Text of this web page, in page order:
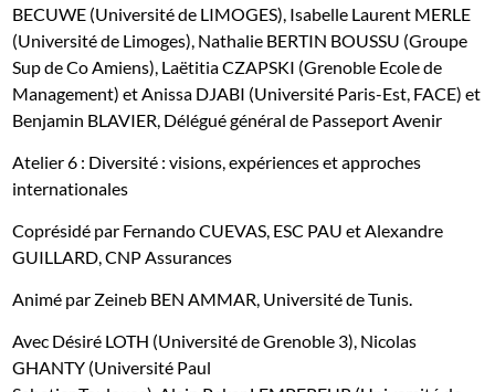
BECUWE (Université de LIMOGES), Isabelle Laurent MERLE
(Université de Limoges), Nathalie BERTIN BOUSSU (Groupe
Sup de Co Amiens), Laëtitia CZAPSKI (Grenoble Ecole de
Management) etAnissa DJABI (Université Paris-Est, FACE) et
Benjamin BLAVIER, Délégué général de Passeport Avenir
Atelier 6 : Diversité : visions, expériences et approches
internationales
Coprésidé par Fernando CUEVAS, ESC PAU et Alexandre
GUILLARD, CNP Assurances
Animé par Zeineb BEN AMMAR, Université de Tunis.
Avec Désiré LOTH (Université de Grenoble 3), Nicolas
GHANTY (Université Paul